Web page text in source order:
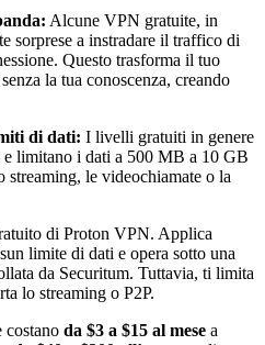
Alcune VPN gratuite, in
sorprese a instradare il traffico di
Questo trasforma il tuo
la tua conoscenza, creando
di dati: I livelli gratuiti in genere
limitano i dati a 500 MB a 10 GB
streaming, le videochiamate o la
di Proton VPN. Applica
limite di dati e opera sotto una
da Securitum. Tuttavia, ti limita
lo streaming o P2P.
costano da $3 a $15 al mese a